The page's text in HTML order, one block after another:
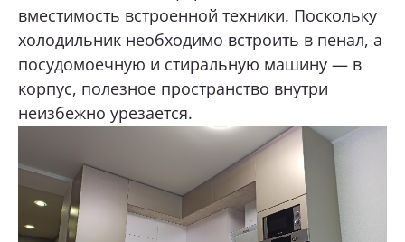
вместимость встроенной техники. Поскольку
холодильник необходимо встроить в пенал, а
посудомоечную и стиральную машину — в
корпус, полезное пространство внутри
неизбежно урезается.